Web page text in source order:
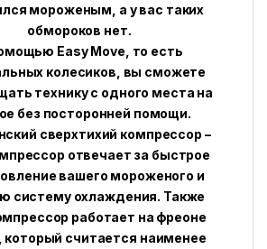
мороженым, а у вас таких
обмороков нет.
Easy Move, то есть
колесиков, вы сможете
технику с одного места на
без посторонней помощи.
сверхтихий компрессор –
отвечает за быстрое
вашего мороженого и
систему охлаждения. Также
работает на фреоне
который считается наименее